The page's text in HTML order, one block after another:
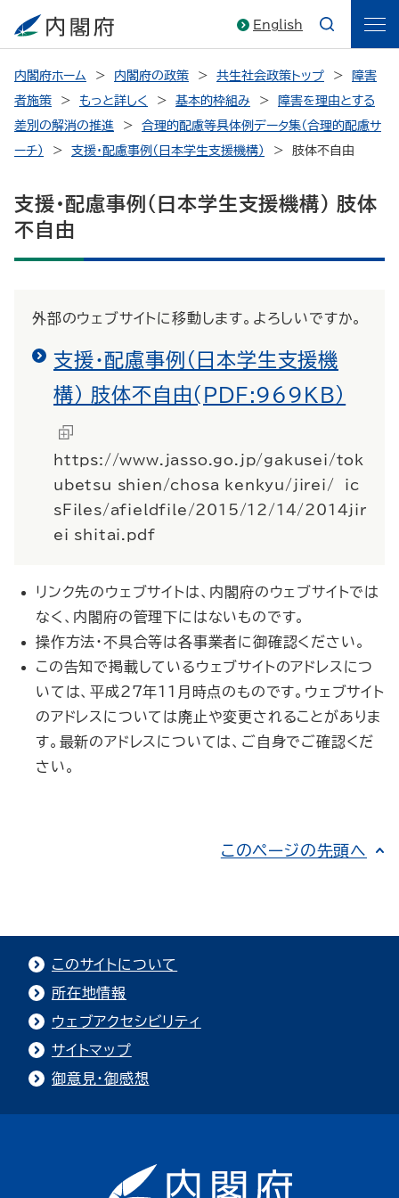
English
内閣府ホーム 内閣府の政策 共生社会政策トップ
障害
者施策
もっと詳しく 基本的枠組み
障害を理由とする
差別の解消の推進
合理的配慮等具体例データ集（合理的配慮サ
ーチ）
支援・配慮事例（日本学生支援機構） 肢体不自由
支援・配慮事例（日本学生支援機構） 肢体
不自由
外部のウェブサイトに移動します。よろしいですか。
支援・配慮事例（日本学生支援機
構） 肢体不自由(PDF:969KB）
https://www.jasso.go.jp/gakusei/tok
ubetsu_shien/chosa_kenkyu/jirei/__ic
sFiles/afieldfile/2015/12/14/2014jir
ei_shitai.pdf
リンク先のウェブサイトは、内閣府のウェブサイトでは
なく、内閣府の管理下にはないものです。
操作方法・不具合等は各事業者に御確認ください。
この告知で掲載しているウェブサイトのアドレスにつ
いては、平成27年11月時点のものです。ウェブサイト
のアドレスについては廃止や変更されることがありま
す。最新のアドレスについては、ご自身でご確認くだ
さい。
このページの先頭へ
このサイトについて
所在地情報
ウェブアクセシビリティ
サイトマップ
御意見・御感想